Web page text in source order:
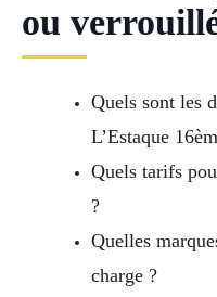
ou
Quels sont les
L’Estaque
Quels tarifs
?
Quelles
charge ?